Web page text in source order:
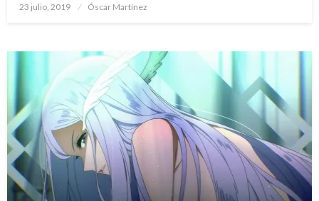
Publicado
23 julio, 2019 Óscar Martínez